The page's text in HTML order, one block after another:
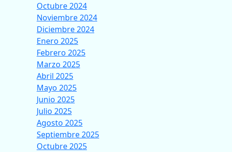
Octubre 2024
Noviembre 2024
Diciembre 2024
Enero 2025
Febrero 2025
Marzo 2025
Abril 2025
Mayo 2025
Junio 2025
Julio 2025
Agosto 2025
Septiembre 2025
Octubre 2025